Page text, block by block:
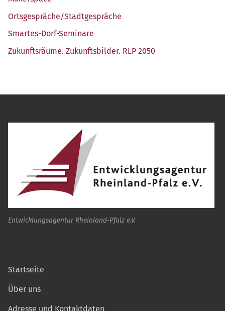
Ortsgespräche/​Stadtgespräche
Smar­tes-Dorf-Semi­na­re
Zukunfts­räu­me. Zukunfts­bil­der. RLP 2050
Entwicklungsagentur Rheinland-Pfalz e.V.
Startseite
Über uns
Adresse und Kontaktdaten